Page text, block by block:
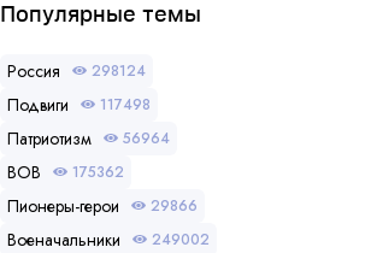
Популярные темы
Россия 298124
Подвиги 117498
Патриотизм 56964
ВОВ 175362
Пионеры-герои 29866
Военачальники 249002